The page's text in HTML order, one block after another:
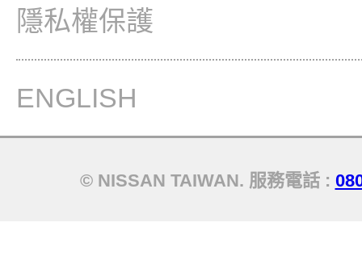
隱私權保護
ENGLISH
© NISSAN TAIWAN. 服務電話 :